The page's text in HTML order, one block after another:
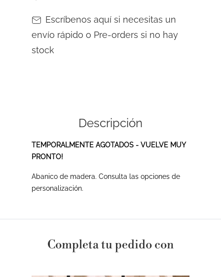
Escríbenos aquí si necesitas un
envío rápido o Pre-orders si no hay
stock
Descripción
TEMPORALMENTE AGOTADOS - VUELVE MUY
PRONTO!
Abanico de madera. Consulta las opciones de
personalización.
Completa tu pedido con